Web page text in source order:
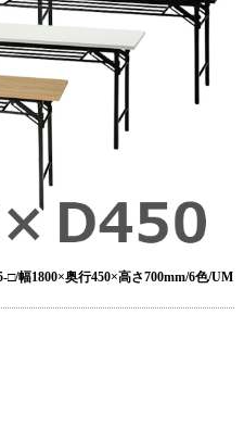
幅1800×奥行450×高さ700mm/6色/UM